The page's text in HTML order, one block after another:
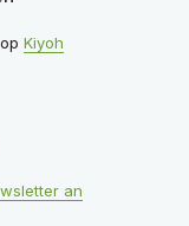
Kiyoh
an